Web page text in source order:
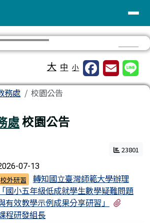
大 中 小
務處 校園公告
處校園公告
23801
07-13
校外研習
轉知國立臺灣師範大學辦理
「國小五年級低成就學生數學疑難問題
有效教學示例成果分享研習」
程研發組長